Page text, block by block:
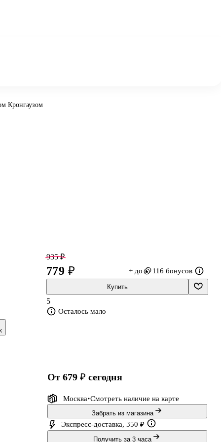
Кронгаузом
935 ₽
779 ₽ + до 116 бонусов
Купить
5
Осталось мало
от 679 ₽ сегодня
Москва Смотреть наличие на карте
Забрать из магазина
Экспресс-доставка, 350 ₽
Получить за 3 часа